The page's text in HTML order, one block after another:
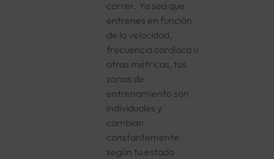
correr. Ya sea que
entrenes en función
de la velocidad,
frecuencia cardíaca u
otras métricas, tus
zonas de
entrenamiento son
individuales y
cambian
constantemente
según tu estado